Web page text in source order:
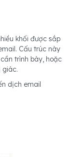
khối được sắp
Cấu trúc này
trình bày, hoặc
giác.
dịch email